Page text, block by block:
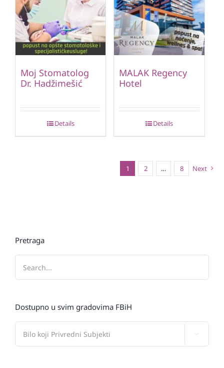
Moj Stomatolog
Dr. Hadžimešić
Details
MALAK Regency
Hotel
Details
1 2 … 8 Next
Pretraga
Dostupno u svim gradovima FBiH